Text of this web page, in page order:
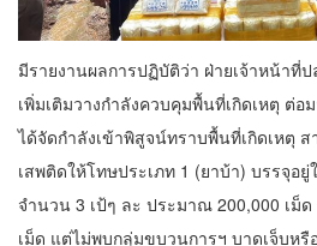
มีรายงานผลการปฏิบัติว่า ฝ่ายเจ้าหน้าที่
เพิ่มเติมวางกำลังควบคุมพื้นที่เกิดเหตุ ต่อ
ได้จัดกำลังเข้าพิสูจน์ทราบพื้นที่เกิดเหตุ
เสพติดให้โทษประเภท 1 (ยาบ้า) บรรจุอ
จำนวน 3 เป้ๆ ละ ประมาณ 200,000 เม็
เม็ด แต่ไม่พบกลุ่มขบวนการฯ บาดเจ็บหรื